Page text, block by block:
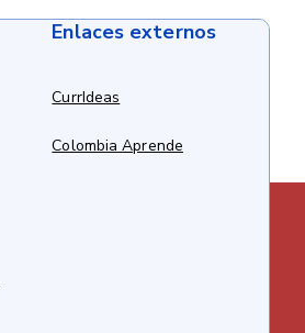
Enlaces externos
CurrIdeas
Colombia Aprende